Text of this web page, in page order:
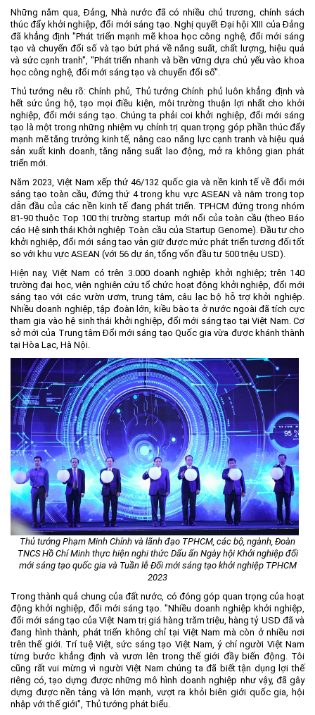
Những năm qua, Đảng, Nhà nước đã có nhiều chủ trương, chính sách
thúc đẩy khởi nghiệp, đổi mới sáng tạo. Nghị quyết Đại hội XIII của Đảng
đã khẳng định "Phát triển mạnh mẽ khoa học công nghệ, đổi mới sáng
tạo và chuyển đổi số và tạo bứt phá về năng suất, chất lượng, hiệu quả
và sức cạnh tranh", "Phát triển nhanh và bền vững dựa chủ yếu vào khoa
học công nghệ, đổi mới sáng tạo và chuyển đổi số".
Thủ tướng nêu rõ: Chính phủ, Thủ tướng Chính phủ luôn khẳng định và
hết sức ủng hộ, tạo mọi điều kiện, môi trường thuận lợi nhất cho khởi
nghiệp, đổi mới sáng tạo. Chúng ta phải coi khởi nghiệp, đổi mới sáng
tạo là một trong những nhiệm vụ chính trị quan trọng góp phần thúc đẩy
mạnh mẽ tăng trưởng kinh tế, nâng cao năng lực cạnh tranh và hiệu quả
sản xuất kinh doanh, tăng năng suất lao động, mở ra không gian phát
triển mới.
Năm 2023, Việt Nam xếp thứ 46/132 quốc gia và nền kinh tế về đổi mới
sáng tạo toàn cầu, đứng thứ 4 trong khu vực ASEAN và nằm trong top
dẫn đầu của các nền kinh tế đang phát triển. TPHCM đứng trong nhóm
81-90 thuộc Top 100 thị trường startup mới nổi của toàn cầu (theo Báo
cáo Hệ sinh thái Khởi nghiệp Toàn cầu của Startup Genome). Đầu tư cho
khởi nghiệp, đổi mới sáng tạo vẫn giữ được mức phát triển tương đối tốt
so với khu vực ASEAN (với 56 dự án, tổng vốn đầu tư 500 triệu USD).
Hiện nay, Việt Nam có trên 3.000 doanh nghiệp khởi nghiệp; trên 140
trường đại học, viện nghiên cứu tổ chức hoạt động khởi nghiệp, đổi mới
sáng tạo với các vườn ươm, trung tâm, câu lạc bộ hỗ trợ khởi nghiệp.
Nhiều doanh nghiệp, tập đoàn lớn, kiều bào ta ở nước ngoài đã tích cực
tham gia vào hệ sinh thái khởi nghiệp, đổi mới sáng tạo tại Việt Nam. Cơ
sở mới của Trung tâm Đổi mới sáng tạo Quốc gia vừa được khánh thành
tại Hòa Lạc, Hà Nội.
Thủ tướng Phạm Minh Chính và lãnh đạo TPHCM, các bộ, ngành, Đoàn
TNCS Hồ Chí Minh thực hiện nghi thức Dấu ấn Ngày hội Khởi nghiệp đổi
mới sáng tạo quốc gia và Tuần lễ Đổi mới sáng tạo khởi nghiệp TPHCM
2023
Trong thành quả chung của đất nước, có đóng góp quan trọng của hoạt
động khởi nghiệp, đổi mới sáng tạo. "Nhiều doanh nghiệp khởi nghiệp,
đổi mới sáng tạo của Việt Nam trị giá hàng trăm triệu, hàng tỷ USD đã và
đang hình thành, phát triển không chỉ tại Việt Nam mà còn ở nhiều nơi
trên thế giới. Trí tuệ Việt, sức sáng tạo Việt Nam, ý chí người Việt Nam
từng bước khẳng định và vươn lên trong thế giới đầy biến động. Tôi
cũng rất vui mừng vì người Việt Nam chúng ta đã biết tận dụng lợi thế
riêng có, tạo dựng được những mô hình doanh nghiệp như vậy, đã gây
dựng được nền tảng và lớn mạnh, vượt ra khỏi biên giới quốc gia, hội
nhập với thế giới", Thủ tướng phát biểu.